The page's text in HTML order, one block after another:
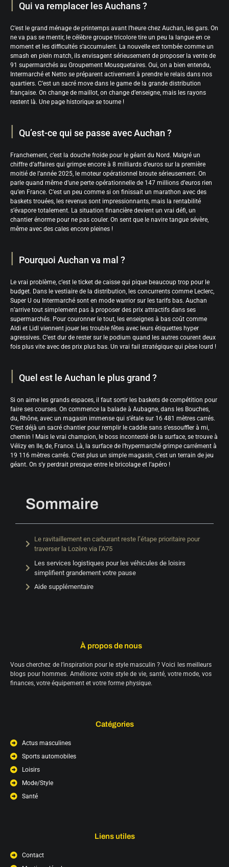
Qui va remplacer les Auchans ?
C’est le grand ménage de printemps avant l’heure chez Auchan, les gars. On
ne va pas se mentir, le célèbre groupe tricolore tire un peu la langue en ce
moment et les difficultés s’accumulent. La nouvelle est tombée comme un
smash en plein match, ils envisagent sérieusement de proposer la vente de
91 supermarchés au Groupement Mousquetaires. Oui, on a bien entendu,
Intermarché et Netto se préparent activement à prendre le relais dans nos
quartiers. C’est un sacré move dans le game de la grande distribution
française. On change de maillot, on change d’enseigne, mais les rayons
restent là. Une page historique se tourne !
Qu’est-ce qui se passe avec Auchan ?
Franchement, c’est la douche froide pour le géant du Nord. Malgré un
chiffre d’affaires qui grimpe encore à 8 milliards d’euros sur la première
moitié de l’année 2025, le moteur opérationnel broute sérieusement. On
parle quand même d’une perte opérationnelle de 147 millions d’euros rien
qu’en France. C’est un peu comme si on finissait un marathon avec des
baskets trouées, les revenus sont impressionnants, mais la rentabilité
s’évapore totalement. La situation financière devient un vrai défi, un
chantier énorme pour ne pas couler. On sent que le navire tangue sévère,
même avec des cales encore pleines !
Pourquoi Auchan va mal ?
Le vrai problème, c’est le ticket de caisse qui pique beaucoup trop pour le
budget. Dans le vestiaire de la distribution, les concurrents comme Leclerc,
Super U ou Intermarché sont en mode warrior sur les tarifs bas. Auchan
n’arrive tout simplement pas à proposer des prix attractifs dans ses
supermarchés. Pour couronner le tout, les enseignes à bas coût comme
Aldi et Lidl viennent jouer les trouble fêtes avec leurs étiquettes hyper
agressives. C’est dur de rester sur le podium quand les autres courent deux
fois plus vite avec des prix plus bas. Un vrai fail stratégique qui pèse lourd !
Quel est le Auchan le plus grand ?
Si on aime les grands espaces, il faut sortir les baskets de compétition pour
faire ses courses. On commence la balade à Aubagne, dans les Bouches,
du, Rhône, avec un magasin immense qui s’étale sur 16 481 mètres carrés.
C’est déjà un sacré chantier pour remplir le caddie sans s’essouffler à mi,
chemin ! Mais le vrai champion, le boss incontesté de la surface, se trouve à
Vélizy en Ile, de, France. Là, la surface de l’hypermarché grimpe carrément à
19 116 mètres carrés. C’est plus un simple magasin, c’est un terrain de jeu
géant. On s’y perdrait presque entre le bricolage et l’apéro !
Sommaire
Le ravitaillement en carburant reste l’étape prioritaire pour
traverser la Lozère via l’A75
Les services logistiques pour les véhicules de loisirs
simplifient grandement votre pause
Aide supplémentaire
À propos de nous
Vous cherchez de l’inspiration pour le style masculin ? Voici les meilleurs
blogs pour hommes. Améliorez votre style de vie, santé, votre mode, vos
finances, votre équipement et votre forme physique.
Catégories
Actus masculines
Sports automobiles
Loisirs
Mode/Style
Santé
Liens utiles
Contact